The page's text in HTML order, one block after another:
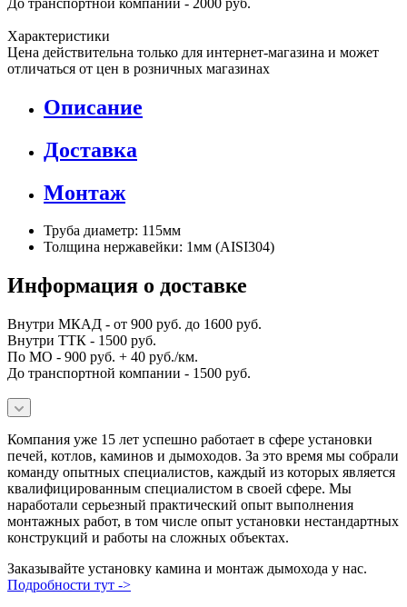
Характеристики
Цена действительна только для интернет-магазина и может
отличаться от цен в розничных магазинах
Описание
Доставка
Монтаж
Труба диаметр: 115мм
Толщина нержавейки: 1мм (AISI304)
Информация о доставке
Внутри МКАД - от 900 руб. до 1600 руб.
Внутри ТТК - 1500 руб.
По МО - 900 руб. + 40 руб./км.
До транспортной компании - 1500 руб.
Компания уже 15 лет успешно работает в сфере установки
печей, котлов, каминов и дымоходов. За это время мы собрали
команду опытных специалистов, каждый из которых является
квалифицированным специалистом в своей сфере. Мы
наработали серьезный практический опыт выполнения
монтажных работ, в том числе опыт установки нестандартных
конструкций и работы на сложных объектах.
Заказывайте установку камина и монтаж дымохода у нас.
Подробности тут ->